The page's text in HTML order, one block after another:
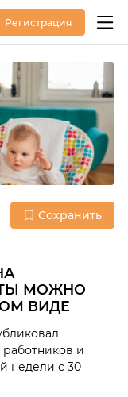
Регистрация
Сохранить
МОЖНО
ВИДЕ
и
недели с 30